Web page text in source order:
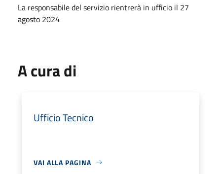
La responsabile del servizio rientrerà in ufficio il 27
agosto 2024
A cura di
Ufficio Tecnico
VAI ALLA PAGINA